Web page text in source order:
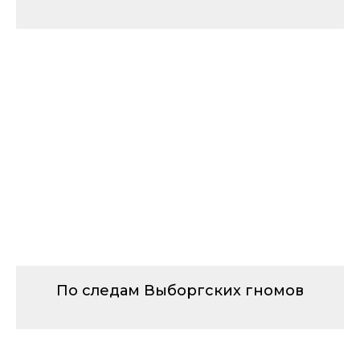
По следам Выборгских гномов